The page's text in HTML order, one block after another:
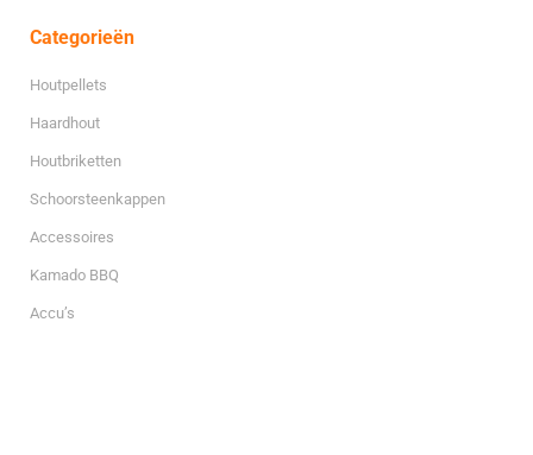
Categorieën
Houtpellets
Haardhout
Houtbriketten
Schoorsteenkappen
Accessoires
Kamado BBQ
Accu’s